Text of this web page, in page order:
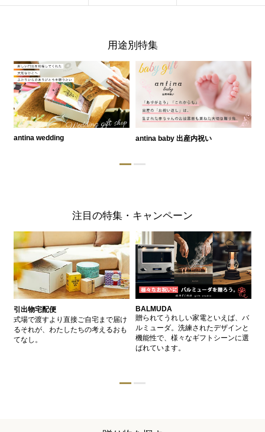
用途別特集
antina wedding antina baby 出産内祝い
注目の特集・キャンペーン
引出物宅配便
式場で渡すより直接ご自宅まで届け
るそれが、わたしたちの考えるおも
てなし。
BALMUDA
贈られてうれしい家電といえば、バ
ルミューダ。洗練されたデザインと
機能性で、様々なギフトシーンに選
ばれています。